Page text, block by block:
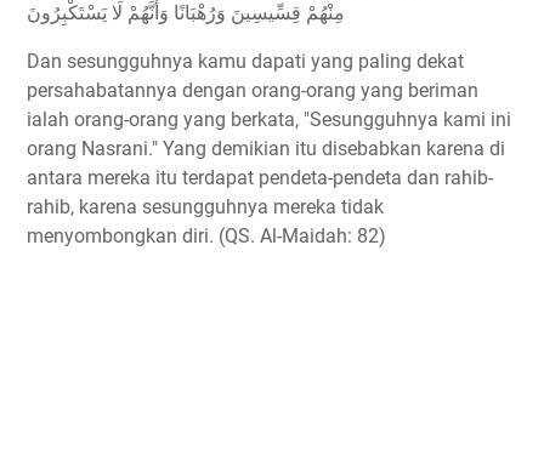
مِنْهُمْ قِسِّيسِينَ وَرُهْبَانًا وَأَنَّهُمْ لَا يَسْتَكْبِرُونَ
Dan sesungguhnya kamu dapati yang paling dekat
persahabatannya dengan orang-orang yang beriman
ialah orang-orang yang berkata, "Sesungguhnya kami ini
orang Nasrani." Yang demikian itu disebabkan karena di
antara mereka itu terdapat pendeta-pendeta dan rahib-
rahib, karena sesungguhnya mereka tidak
menyombongkan diri. (QS. Al-Maidah: 82)